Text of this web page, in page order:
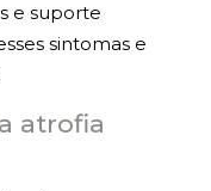
e suporte
sintomas e
atrofia